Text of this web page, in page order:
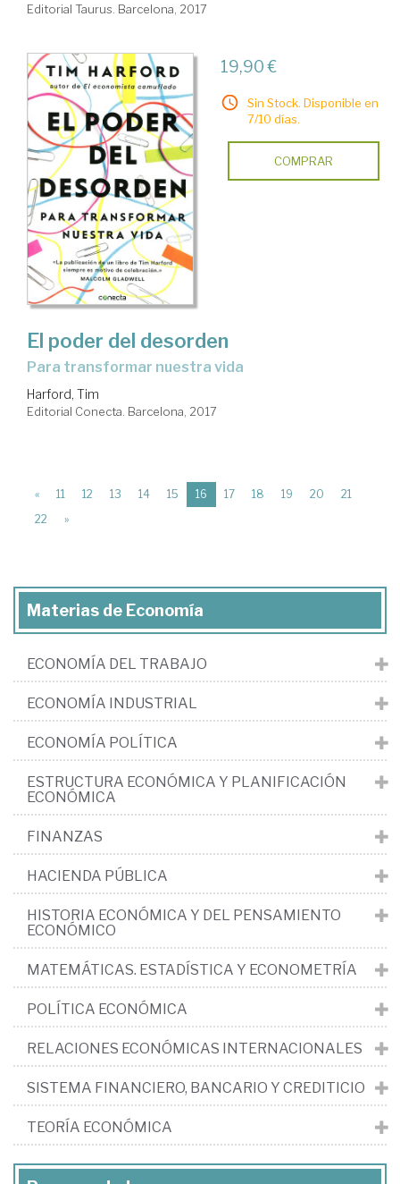
Editorial Taurus. Barcelona, 2017
19,90 €
Sin Stock. Disponible en
7/10 días.
COMPRAR
El poder del desorden
para transformar nuestra vida
Harford, Tim
Editorial Conecta. Barcelona, 2017
« 11 12 13 14 15 16 (current)
17 18 19 20
21
22
»
Materias de Economía
ECONOMÍA DEL TRABAJO
ECONOMÍA INDUSTRIAL
ECONOMÍA POLÍTICA
ESTRUCTURA ECONÓMICA Y PLANIFICACIÓN
ECONÓMICA
FINANZAS
HACIENDA PÚBLICA
HISTORIA ECONÓMICA Y DEL PENSAMIENTO
ECONÓMICO
MATEMÁTICAS. ESTADÍSTICA Y ECONOMETRÍA
POLÍTICA ECONÓMICA
RELACIONES ECONÓMICAS INTERNACIONALES
SISTEMA FINANCIERO, BANCARIO Y CREDITICIO
TEORÍA ECONÓMICA